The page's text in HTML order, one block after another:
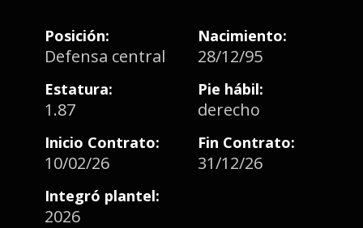
Posición:
Defensa central
Nacimiento:
28/12/95
Estatura:
1.87
Pie hábil:
derecho
Inicio Contrato:
10/02/26
Fin Contrato:
31/12/26
Integró plantel:
2026